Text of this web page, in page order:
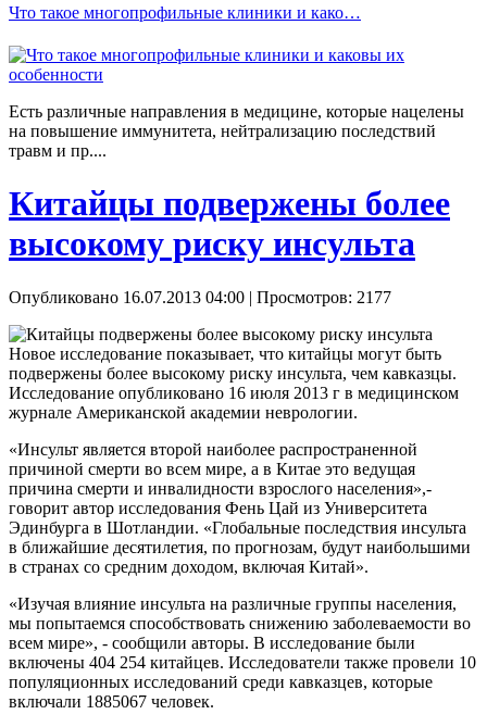
Что такое многопрофильные клиники и како…
Есть различные направления в медицине, которые нацелены
на повышение иммунитета, нейтрализацию последствий
травм и пр....
Китайцы подвержены более
высокому риску инсульта
Опубликовано 16.07.2013 04:00 | Просмотров: 2177
Новое исследование показывает, что китайцы могут быть
подвержены более высокому риску инсульта, чем кавказцы.
Исследование опубликовано 16 июля 2013 г в медицинском
журнале Американской академии неврологии.
«Инсульт является второй наиболее распространенной
причиной смерти во всем мире, а в Китае это ведущая
причина смерти и инвалидности взрослого населения»,-
говорит автор исследования Фень Цай из Университета
Эдинбурга в Шотландии. «Глобальные последствия инсульта
в ближайшие десятилетия, по прогнозам, будут наибольшими
в странах со средним доходом, включая Китай».
«Изучая влияние инсульта на различные группы населения,
мы попытаемся способствовать снижению заболеваемости во
всем мире», - сообщили авторы. В исследование были
включены 404 254 китайцев. Исследователи также провели 10
популяционных исследований среди кавказцев, которые
включали 1885067 человек.